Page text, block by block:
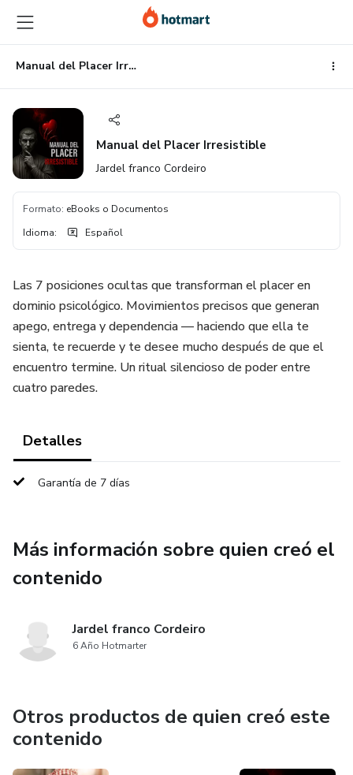
contenido
principal
la
página
de
pie
página
Manual del Placer Irresistible
Manual del Placer Irresistible
Jardel franco Cordeiro
Formato: eBooks o Documentos
Idioma: Español
Las 7 posiciones ocultas que transforman el placer en
dominio psicológico. Movimientos precisos que generan
apego, entrega y dependencia — haciendo que ella te
sienta, te recuerde y te desee mucho después de que el
encuentro termine. Un ritual silencioso de poder entre
cuatro paredes.
Detalles
Garantía de 7 días
Más información sobre quien creó el
contenido
Jardel franco Cordeiro
6 Año Hotmarter
Otros productos de quien creó este
contenido